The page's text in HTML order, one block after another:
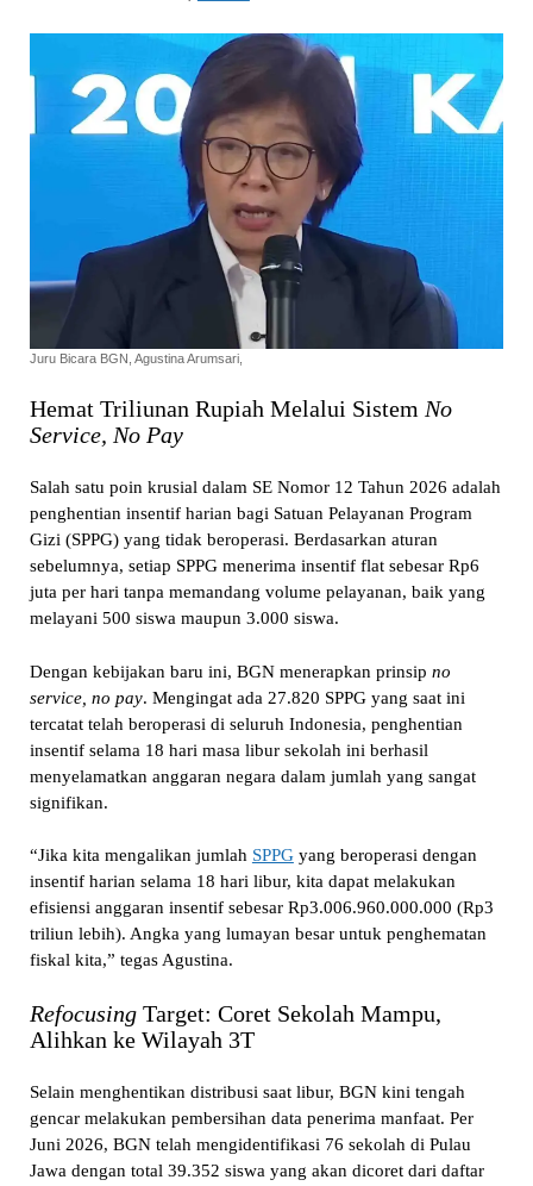
Juru Bicara BGN, Agustina Arumsari,
Hemat Triliunan Rupiah Melalui Sistem No
Service, No Pay
Salah satu poin krusial dalam SE Nomor 12 Tahun 2026 adalah
penghentian insentif harian bagi Satuan Pelayanan Program
Gizi (SPPG) yang tidak beroperasi. Berdasarkan aturan
sebelumnya, setiap SPPG menerima insentif flat sebesar Rp6
juta per hari tanpa memandang volume pelayanan, baik yang
melayani 500 siswa maupun 3.000 siswa.
Dengan kebijakan baru ini, BGN menerapkan prinsip no
service, no pay. Mengingat ada 27.820 SPPG yang saat ini
tercatat telah beroperasi di seluruh Indonesia, penghentian
insentif selama 18 hari masa libur sekolah ini berhasil
menyelamatkan anggaran negara dalam jumlah yang sangat
signifikan.
“Jika kita mengalikan jumlah SPPGyang beroperasi dengan
insentif harian selama 18 hari libur, kita dapat melakukan
efisiensi anggaran insentif sebesar Rp3.006.960.000.000 (Rp3
triliun lebih). Angka yang lumayan besar untuk penghematan
fiskal kita,” tegas Agustina.
RefocusingTarget: Coret Sekolah Mampu,
Alihkan ke Wilayah 3T
Selain menghentikan distribusi saat libur, BGN kini tengah
gencar melakukan pembersihan data penerima manfaat. Per
Juni 2026, BGN telah mengidentifikasi 76 sekolah di Pulau
Jawa dengan total 39.352 siswa yang akan dicoret dari daftar